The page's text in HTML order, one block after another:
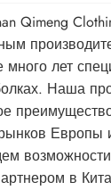
Qimeng
лет
Наша
в